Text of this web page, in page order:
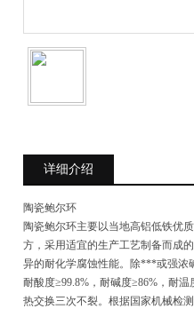
详细介绍
陶瓷鲍尔环
陶瓷鲍尔环主要以当地高铝低铁优
方，采用适宜的生产工艺制备而成
异的耐化学腐蚀性能。除***或强浓
耐酸度≥99.8% ，耐碱度≥86% ，耐温
热交换三次不裂。根据国家机械检